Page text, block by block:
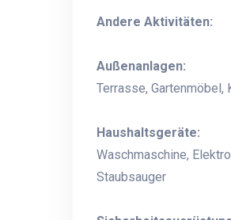
Andere Aktivitäten:
Außenanlagen:
Terrasse, Gartenmöbel,
Haushaltsgeräte:
Waschmaschine,
Staubsauger